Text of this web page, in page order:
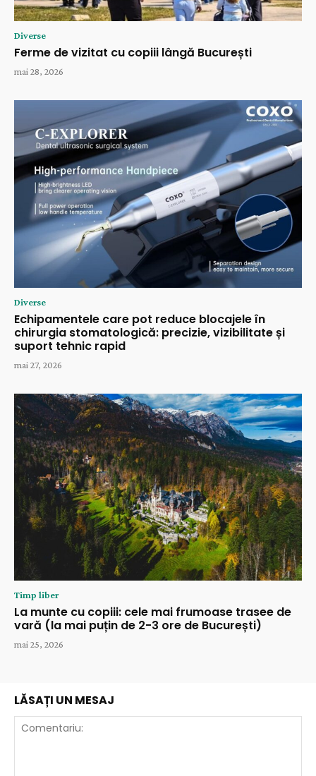
Diverse
Ferme de vizitat cu copiii lângă București
mai 28, 2026
Diverse
Echipamentele care pot reduce blocajele în
chirurgia stomatologică: precizie, vizibilitate și
suport tehnic rapid
mai 27, 2026
Timp liber
La munte cu copiii: cele mai frumoase trasee de
vară (la mai puțin de 2-3 ore de București)
mai 25, 2026
LĂSAȚI UN MESAJ